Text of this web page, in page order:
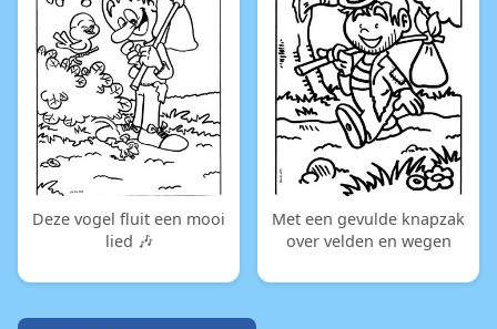
Deze vogel fluit een mooi
lied 🎶
Met een gevulde knapzak
over velden en wegen